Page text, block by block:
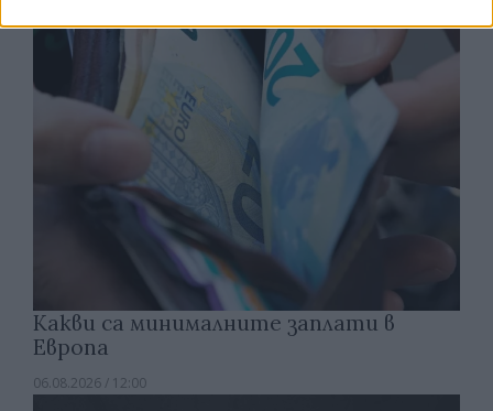
Какви са минималните заплати в
Европа
06.08.2026 / 12:00